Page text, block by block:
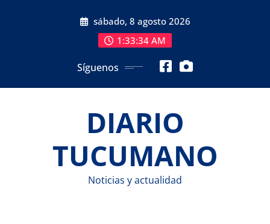
sábado, 8 agosto 2026
1:33:36 AM
Síguenos
DIARIO
TUCUMANO
Noticias y actualidad